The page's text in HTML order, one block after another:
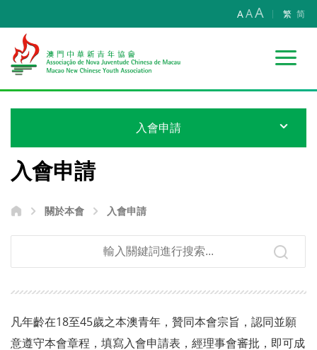
AAA 繁 简
入會申請
入會申請
關於本會 入會申請
凡年齡在18至45歲之本澳青年，贊同本會宗旨，認同並願
意遵守本會章程，填寫入會申請表，經理事會審批，即可成